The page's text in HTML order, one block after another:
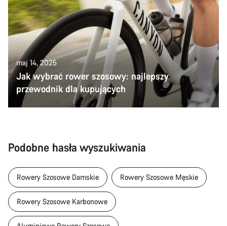
maj 14, 2025
Jak wybrać rower szosowy: najlepszy
przewodnik dla kupujących
Podobne hasła wyszukiwania
Rowery Szosowe Damskie Rowery Szosowe Męskie
Rowery Szosowe Karbonowe